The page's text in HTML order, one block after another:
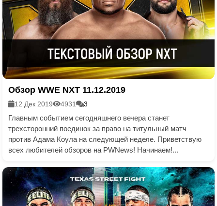
Обзор WWE NXT 11.12.2019
12 Дек 2019 4931 3
Главным событием сегодняшнего вечера станет
трехсторонний поединок за право на титульный матч
против Адама Коула на следующей неделе. Приветствую
всех любителей обзоров на PWNews! Начинаем!...